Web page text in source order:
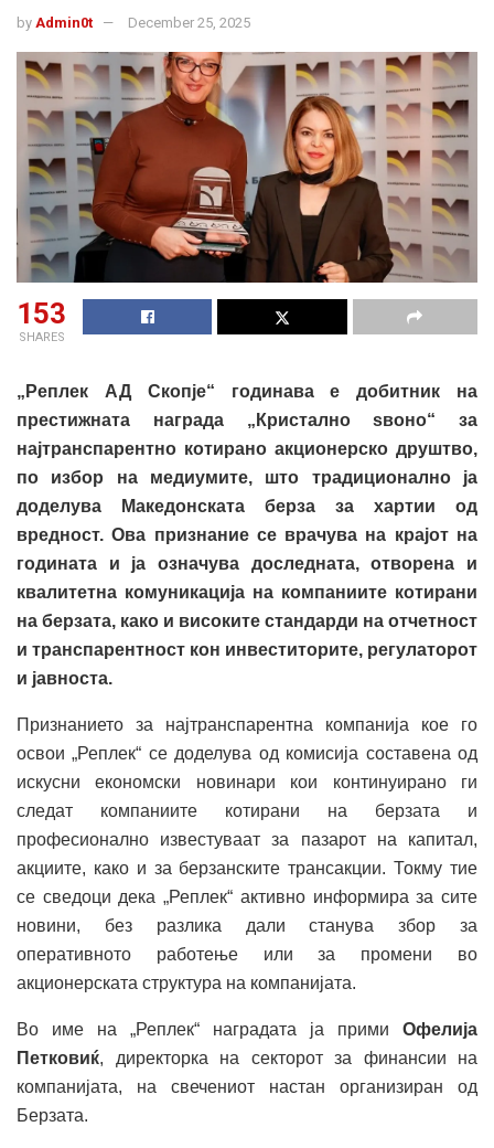
by Admin0t December 25, 2025
153
SHARES
„Реплек АД Скопје“ годинава е добитник на
престижната награда „Кристално ѕвоно“
за
најтранспарентно котирано акционерско друштво,
по избор на медиумите, што традиционално ја
доделува Македонската берза за хартии од
вредност. Ова признание се врачува на крајот на
годината и ја означува доследната, отворена и
квалитетна комуникација на компаниите котирани
на берзата, како и високите стандарди на отчетност
и транспарентност кон инвеститорите, регулаторот
и јавноста.
Признанието за најтранспарентна компанија кое го
освои „Реплек“ се доделува од комисија составена од
искусни економски новинари кои континуирано ги
следат компаниите котирани на берзата и
професионално известуваат за пазарот на капитал,
акциите, како и за берзанските трансакции. Токму тие
се сведоци дека „Реплек“ активно информира за сите
новини, без разлика дали станува збор за
оперативното работење или за промени во
акционерската структура на компанијата.
Во име на „Реплек“ наградата ја прими Офелија
Петковиќ, директорка на секторот за финансии на
компанијата, на свечениот настан организиран од
Берзата.